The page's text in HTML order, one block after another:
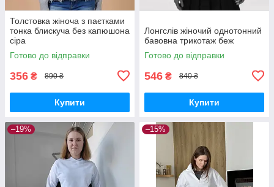
Толстовка жіноча з паєтками
тонка блискуча без капюшона
сіра
Готово до відправки
356 ₴ 890 ₴
Купити
Лонгслів жіночий однотонний
бавовна трикотаж беж
Готово до відправки
546 ₴ 840 ₴
Купити
–19% –15%